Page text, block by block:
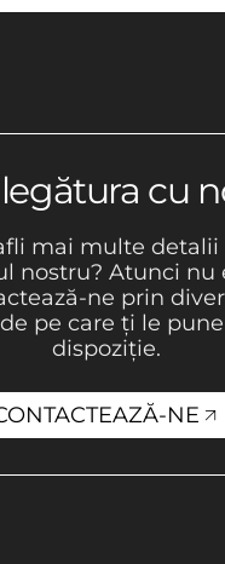
cu
mai multe detalii
nostru? Atunci nu
ne prin
pe care ți le
dispoziție.
NE